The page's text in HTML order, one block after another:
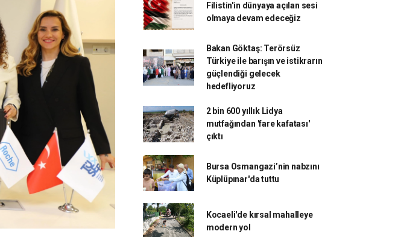
Filistin'in dünyaya açılan sesi
olmaya devam edeceğiz
Bakan Göktaş: Terörsüz
Türkiye ile barışın ve istikrarın
güçlendiği gelecek
hedefliyoruz
2 bin 600 yıllık Lidya
mutfağından 'fare kafatası'
çıktı
Bursa Osmangazi’nin nabzını
Küplüpınar'da tuttu
Kocaeli'de kırsal mahalleye
modern yol